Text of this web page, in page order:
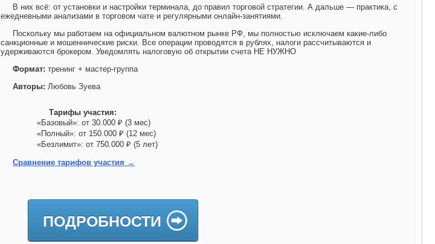
В них всё: от установки и настройки терминала, до правил торговой стратегии. А дальше — практика, с
ежедневными анализами в торговом чате и регулярными онлайн-занятиями.
Поскольку мы работаем на официальном валютном рынке РФ, мы полностью исключаем какие-либо
санкционные и мошеннические риски. Все операции проводятся в рублях, налоги рассчитываются и
удерживаются брокером. Уведомлять налоговую об открытии счета НЕ НУЖНО
Формат: тренинг + мастер-группа
Авторы: Любовь Зуева
Тарифы участия:
«Базовый»: от 30.000 ₽ (3 мес)
«Полный»: от 150.000 ₽ (12 мес)
«Безлимит»: от 750.000 ₽ (5 лет)
Сравнение тарифов участия →
ПОДРОБНОСТИ